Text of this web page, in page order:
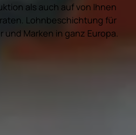
als auch auf von Ihnen
Lohnbeschichtung für
und Marken in ganz Europa.